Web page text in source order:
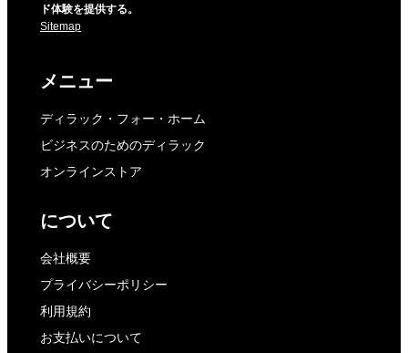
ド体験を提供する。
Sitemap
メニュー
ディラック・フォー・ホーム
ビジネスのためのディラック
オンラインストア
について
会社概要
プライバシーポリシー
利用規約
お支払いについて